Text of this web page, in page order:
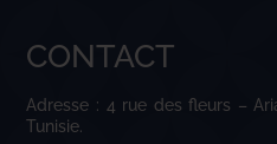
CONTACT
Adresse : 4 rue des fleurs –
Tunisie.